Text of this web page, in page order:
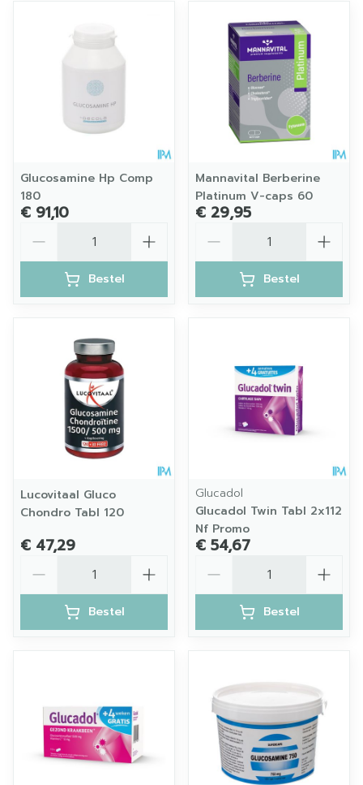
Glucosamine Hp Comp
180
€ 91,10
Bestel
Mannavital Berberine
Platinum V-caps 60
€ 29,95
Bestel
Lucovitaal Gluco
Chondro Tabl 120
€ 47,29
Bestel
Glucadol
Glucadol Twin Tabl 2x112
Nf Promo
€ 54,67
Bestel